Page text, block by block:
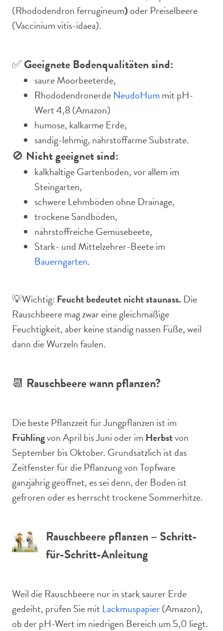
(Rhododendron ferrugineum) oder Preiselbeere
(Vaccinium vitis-idaea).
✅Geeignete Bodenqualitäten sind:
saure Moorbeeterde,
Rhododendronerde NeudoHum mit pH-
Wert 4,8 (Amazon)
humose, kalkarme Erde,
sandig-lehmig, nährstoffarme Substrate.
🚫 Nicht geeignet sind:
kalkhaltige Gartenböden, vor allem im
Steingarten,
schwere Lehmböden ohne Drainage,
trockene Sandböden,
nährstoffreiche Gemüsebeete,
Stark- und Mittelzehrer-Beete im
Bauerngarten.
💡Wichtig: Feucht bedeutet nicht staunass. Die
Rauschbeere mag zwar eine gleichmäßige
Feuchtigkeit, aber keine ständig nassen Füße, weil
dann die Wurzeln faulen.
📆 Rauschbeere wann pflanzen?
Die beste Pflanzzeit für Jungpflanzen ist im
Frühlingvon April bis Juni oder im Herbstvon
September bis Oktober. Grundsätzlich ist das
Zeitfenster für die Pflanzung von Topfware
ganzjährig geöffnet, es sei denn, der Boden ist
gefroren oder es herrscht trockene Sommerhitze.
Rauschbeere pflanzen – Schritt-
für-Schritt-Anleitung
Weil die Rauschbeere nur in stark saurer Erde
gedeiht, prüfen Sie mit Lackmuspapier(Amazon),
ob der pH-Wert im niedrigen Bereich um 5,0 liegt.